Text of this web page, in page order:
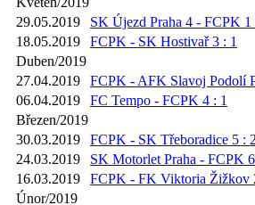
29.05.2019
SK Újezd Praha 4 - FCPK 1
18.05.2019
FCPK - SK Hostivař 3 : 1
Duben/2019
27.04.2019
FCPK - AFK Slavoj Podolí
06.04.2019
FC Tempo - FCPK 4 : 1
Březen/2019
30.03.2019
FCPK - SK Třeboradice 5 :
24.03.2019
SK Motorlet Praha - FCPK
16.03.2019
FCPK - FK Viktoria Žižkov
Únor/2019